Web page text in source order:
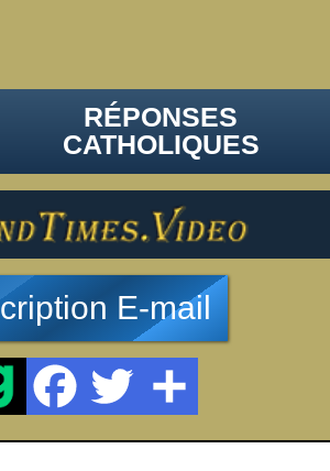
RÉPONSES
CATHOLIQUES
E-mail